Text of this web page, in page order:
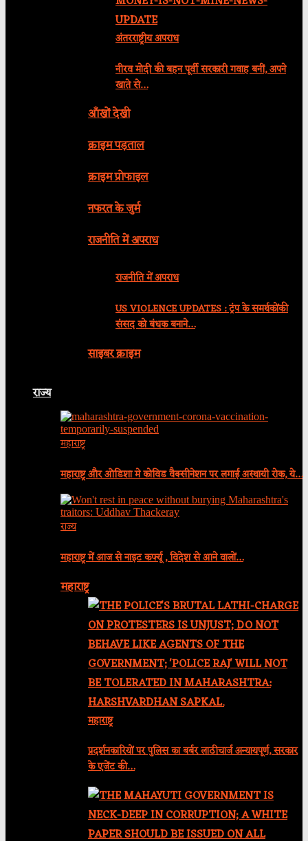
अंतरराष्ट्रीय अपराध
नीरव मोदी की बहन पूर्वी सरकारी गवाह बनीं, अपने
खाते से…
आँखों देखी
क्राइम पड़ताल
क्राइम प्रोफाइल
नफरत के जुर्म
राजनीति में अपराध
राजनीति में अपराध
US VIOLENCE UPDATES : ट्रंप के समर्थकोंकी
संसद को बंधक बनाने…
साइबर क्राइम
राज्य
महाराष्ट्र
महाराष्ट्र और ओडिशा मे कोविड वैक्सीनेशन पर लगाई अस्थायी रोक, ये…
राज्य
महाराष्ट्र में आज से नाइट कर्फ्यू , विदेश से आने वालों…
महाराष्ट्र
महाराष्ट्र
प्रदर्शनकारियों पर पुलिस का बर्बर लाठीचार्ज अन्यायपूर्ण, सरकार
के एजेंट की…